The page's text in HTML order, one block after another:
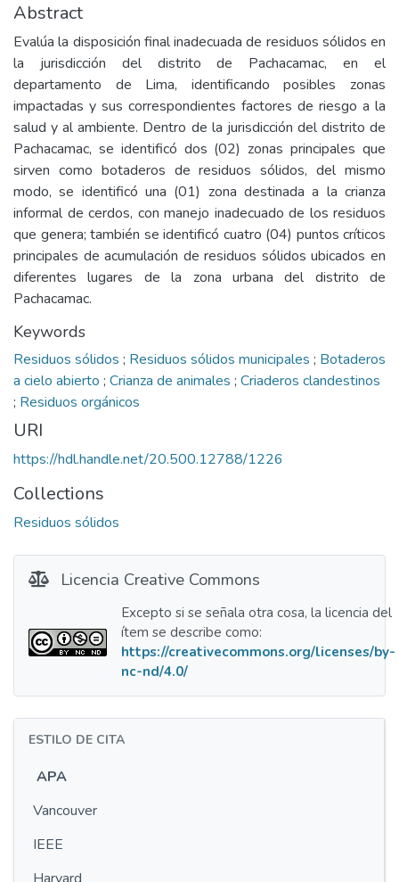
Abstract
Evalúa la disposición final inadecuada de residuos sólidos en
la jurisdicción del distrito de Pachacamac, en el
departamento de Lima, identificando posibles zonas
impactadas y sus correspondientes factores de riesgo a la
salud y al ambiente. Dentro de la jurisdicción del distrito de
Pachacamac, se identificó dos (02) zonas principales que
sirven como botaderos de residuos sólidos, del mismo
modo, se identificó una (01) zona destinada a la crianza
informal de cerdos, con manejo inadecuado de los residuos
que genera; también se identificó cuatro (04) puntos críticos
principales de acumulación de residuos sólidos ubicados en
diferentes lugares de la zona urbana del distrito de
Pachacamac.
Keywords
Residuos sólidos ; Residuos sólidos municipales ; Botaderos
a cielo abierto ; Crianza de animales ; Criaderos clandestinos
; Residuos orgánicos
URI
https://hdl.handle.net/20.500.12788/1226
Collections
Residuos sólidos
Licencia Creative Commons
Excepto si se señala otra cosa, la licencia del
ítem se describe como:
https://creativecommons.org/licenses/by-
nc-nd/4.0/
ESTILO DE CITA
APA
Vancouver
IEEE